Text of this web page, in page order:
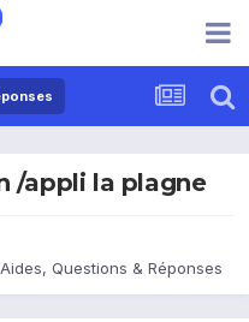
/appli la plagne
Questions & Réponses